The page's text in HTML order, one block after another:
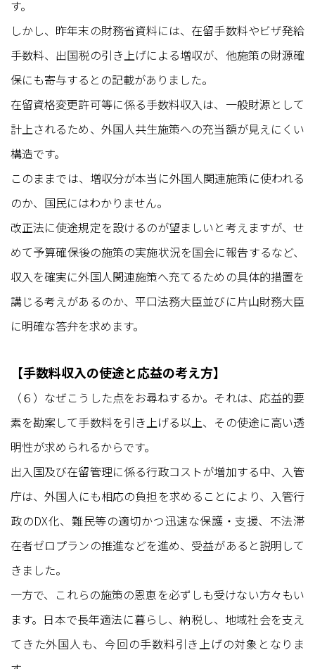
す。
しかし、昨年末の財務省資料には、在留手数料やビザ発給
手数料、出国税の引き上げによる増収が、他施策の財源確
保にも寄与するとの記載がありました。
在留資格変更許可等に係る手数料収入は、一般財源として
計上されるため、外国人共生施策への充当額が見えにくい
構造です。
このままでは、増収分が本当に外国人関連施策に使われる
のか、国民にはわかりません。
改正法に使途規定を設けるのが望ましいと考えますが、せ
めて予算確保後の施策の実施状況を国会に報告するなど、
収入を確実に外国人関連施策へ充てるための具体的措置を
講じる考えがあるのか、平口法務大臣並びに片山財務大臣
に明確な答弁を求めます。
【手数料収入の使途と応益の考え方】
（６）なぜこうした点をお尋ねするか。それは、応益的要
素を勘案して手数料を引き上げる以上、その使途に高い透
明性が求められるからです。
出入国及び在留管理に係る行政コストが増加する中、入管
庁は、外国人にも相応の負担を求めることにより、入管行
政のDX化、難民等の適切かつ迅速な保護・支援、不法滞
在者ゼロプランの推進などを進め、受益があると説明して
きました。
一方で、これらの施策の恩恵を必ずしも受けない方々もい
ます。日本で長年適法に暮らし、納税し、地域社会を支え
てきた外国人も、今回の手数料引き上げの対象となりま